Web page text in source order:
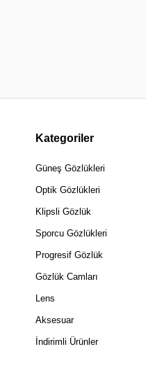
Kategoriler
Güneş Gözlükleri
Optik Gözlükleri
Klipsli Gözlük
Sporcu Gözlükleri
Progresif Gözlük
Gözlük Camları
Lens
Aksesuar
İndirimli Ürünler